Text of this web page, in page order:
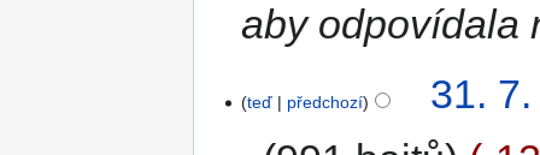
aby odpovídala
teď předchozí
31.